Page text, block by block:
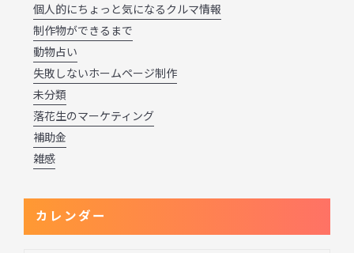
個人的にちょっと気になるクルマ情報
制作物ができるまで
動物占い
失敗しないホームページ制作
未分類
落花生のマーケティング
補助金
雑感
カレンダー